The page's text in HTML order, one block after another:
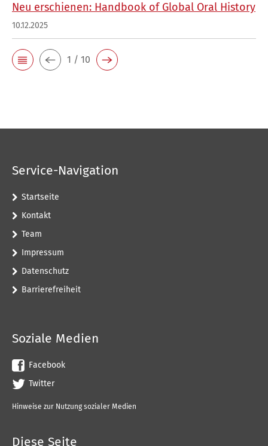
Neu erschienen: Handbook of Global Oral History
10.12.2025
1 / 10
Service-Navigation
Startseite
Kontakt
Team
Impressum
Datenschutz
Barrierefreiheit
Soziale Medien
Facebook
Twitter
Hinweise zur Nutzung sozialer Medien
Diese Seite